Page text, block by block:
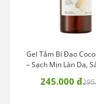
Gel Tắm Bí Đao
– Sạch Mịn Làn Da,
245.000 đ